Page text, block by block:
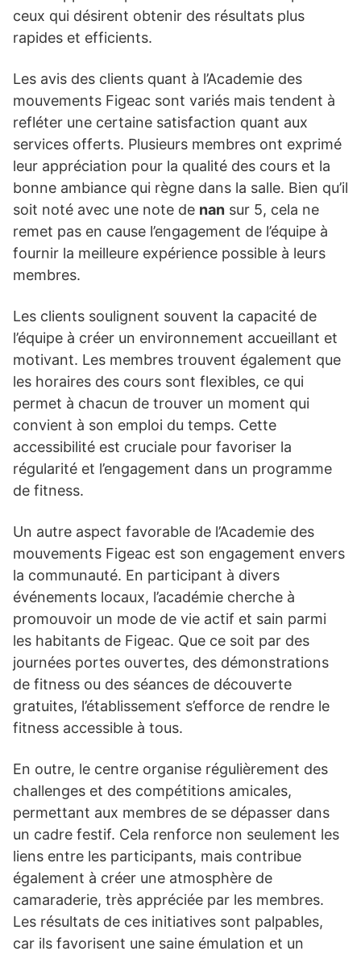
ceux qui désirent obtenir des résultats plus
rapides et efficients.
Les avis des clients quant à l’Academie des
mouvements Figeac sont variés mais tendent à
refléter une certaine satisfaction quant aux
services offerts. Plusieurs membres ont exprimé
leur appréciation pour la qualité des cours et la
bonne ambiance qui règne dans la salle. Bien qu’il
soit noté avec une note de nan sur 5, cela ne
remet pas en cause l’engagement de l’équipe à
fournir la meilleure expérience possible à leurs
membres.
Les clients soulignent souvent la capacité de
l’équipe à créer un environnement accueillant et
motivant. Les membres trouvent également que
les horaires des cours sont flexibles, ce qui
permet à chacun de trouver un moment qui
convient à son emploi du temps. Cette
accessibilité est cruciale pour favoriser la
régularité et l’engagement dans un programme
de fitness.
Un autre aspect favorable de l’Academie des
mouvements Figeac est son engagement envers
la communauté. En participant à divers
événements locaux, l’académie cherche à
promouvoir un mode de vie actif et sain parmi
les habitants de Figeac. Que ce soit par des
journées portes ouvertes, des démonstrations
de fitness ou des séances de découverte
gratuites, l’établissement s’efforce de rendre le
fitness accessible à tous.
En outre, le centre organise régulièrement des
challenges et des compétitions amicales,
permettant aux membres de se dépasser dans
un cadre festif. Cela renforce non seulement les
liens entre les participants, mais contribue
également à créer une atmosphère de
camaraderie, très appréciée par les membres.
Les résultats de ces initiatives sont palpables,
car ils favorisent une saine émulation et un